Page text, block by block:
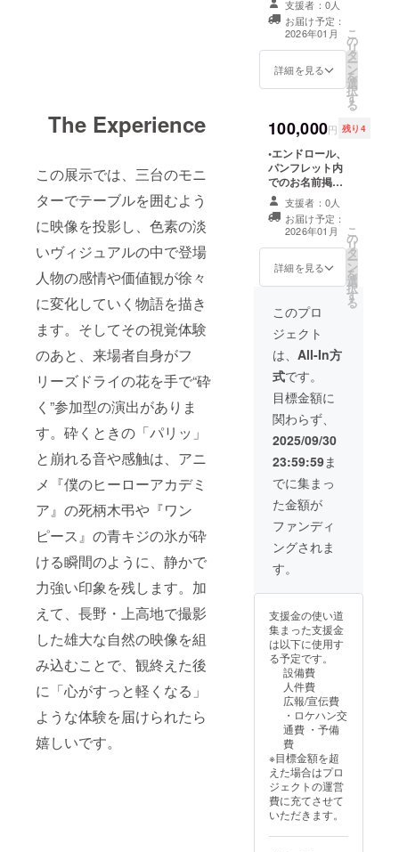
The Experience
この展示では、三台のモニ
ターでテーブルを囲むよう
に映像を投影し、色素の淡
いヴィジュアルの中で登場
人物の感情や価値観が徐々
に変化していく物語を描き
ます。そしてその視覚体験
のあと、来場者自身がフ
リーズドライの花を手で“砕
く”参加型の演出がありま
す。砕くときの「パリッ」
と崩れる音や感触は、アニ
メ『僕のヒーローアカデミ
ア』の死柄木弔や『ワン
ピース』の青キジの氷が砕
ける瞬間のように、静かで
力強い印象を残します。加
えて、長野・上高地で撮影
した雄大な自然の映像を組
み込むことで、観終えた後
に「心がすっと軽くなる」
ような体験を届けられたら
嬉しいです。
の時期は映像の
制作状況を見て
更新いたしま
す。
法：文字のみ ・
注意事項：支援
時、必ず備考欄
れるお名前をご
記入ください •
視聴可能）
youtubeの限定
公開リンクをお
送りいたしま
す。 先行公開の
時期につきまし
ては、映像の制
作状況を見て更
新いたします。 •
タル配信 • 本
作品イメージの
（またはポスト
カード） ※脚本
と壁紙はどちら
も支援者様の
メールアドレス
へお送りする予
定です。
み） • パンフ
レットへのお名
前掲載（希望者
のみ） 【お名前
掲載の詳細】 ・
掲載期間：2026
示期間の終了後
もインスタグラ
ムなどの各種
SNSにおいて継
続的に公開され
ます） ・掲載方
法：文字のみ ・
注意事項：支援
時、必ず備考欄
れるお名前をご
記入ください •
（一般公開前に
視聴可能） • メ
イキング映像の
デジタル配信
※youtubeでの限
定公開のリンク
をお送りいたし
ます。先行公開
の時期につきま
しては映像の制
作状況を見て更
新させていただ
きます。 • 宣材
写真・静止画の
撮影（スタジオ
費別途負担） ※
撮影の詳細 内容:
希望する方の写
真を撮影しま
相談の上決定し
ます。 撮影場所:
基本的に指定は
ありません。ス
タジオ利用や有
料施設での撮影
が必要な場合
は、費用のご負
担をお願いいた
します。 撮影日
時: クラウドファ
ンディング終了
後に相談の上決
定します。 納品
物: データ形式を
相談の上納品い
たします。 交通
費・滞在費:支援
支援者：0人
お届け予定：
2026年01月
詳細を見る
こ
の
リ
タ
ー
ン
を
選
択
す
る
100,000円 残り4
•エンドロール、
パンフレット内
でのお名前掲載
【お名前掲載の
詳細】 ・掲載期
間：2026年1月
17日から〜（映
像は展示期間の
終了後もインス
て継続的に公開
されます） ・掲
載方法：文字の
み ・注意事項：
支援時、必ず備
考欄に掲載を希
望されるお名前
をご記入くださ
い •広告CMの制
作 ※詳細 内容：
作します。動画
の尺は相談の上
決定します。 撮
影場所：基本的
に指定はありま
せん。有料施設
やスタジオ利用
が必要な場合は
費用のご負担を
お願いいたしま
す。 撮影日時：
クラウドファン
ディング終了後
に相談の上決定
します。 納品
物：データ形式
は相談の上納品
いたします。 交
通費・滞在費:支
援者の方に別途
お支払いいただ
きます。
支援者：0人
お届け予定：
2026年01月
詳細を見る
こ
の
リ
タ
ー
ン
を
選
択
す
る
このプロ
ジェクト
は、 All-In方
式です。
目標金額に
関わらず、
2025/09/30
23:59:59ま
でに集まっ
た金額が
ファンディ
ングされま
す。
支援金の使い道
集まった支援金
は以下に使用す
る予定です。
設備費
人件費
広報/宣伝費
・ロケハン交
通費 ・予備
費
※目標金額を超
えた場合はプロ
ジェクトの運営
費に充てさせて
いただきます。